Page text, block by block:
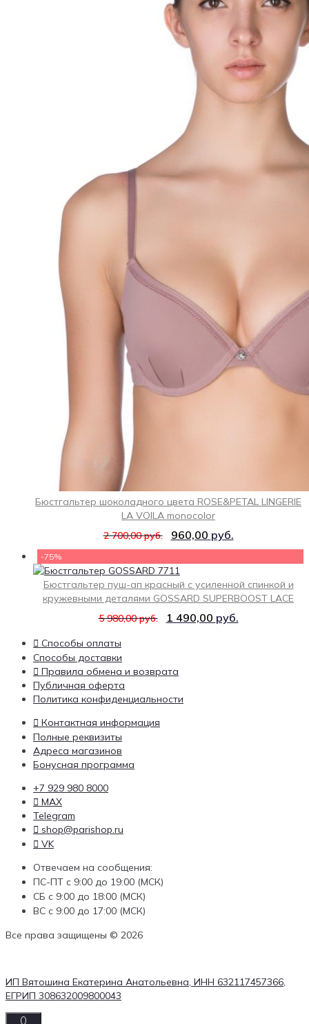
Бюстгальтер шоколадного цвета ROSE&PETAL LINGERIE
LA VOILA monocolor
2 700,00руб. 960,00 руб.
-75%
Бюстгальтер пуш-ап красный с усиленной спинкой и
кружевными деталями GOSSARD SUPERBOOST LACE
5 980,00руб. 1 490,00 руб.
Способы оплаты
Способы доставки
Правила обмена и возврата
Публичная оферта
Политика конфиденциальности
Контактная информация
Полные реквизиты
Адреса магазинов
Бонусная программа
+7 929 980 8000
MAX
Telegram
shop@parishop.ru
VK
Отвечаем на сообщения:
ПС-ПТ с 9:00 до 19:00 (МСК)
СБ с 9:00 до 18:00 (МСК)
ВС с 9:00 до 17:00 (МСК)
Все права защищены © 2026
ИП Вятошина Екатерина Анатольевна, ИНН 632117457366,
ЕГРИП 308632009800043
0